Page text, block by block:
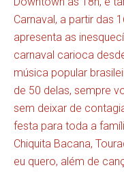
Carnaval, a partir das
apresenta as
carnaval carioca
música popular
de 50 delas, sempre
sem deixar de
festa para toda a
Chiquita Bacana,
eu quero, além de